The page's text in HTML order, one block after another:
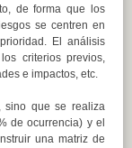
de forma que los
se centren en
El análisis
criterios previos,
e impactos, etc.
sino que se realiza
de ocurrencia) y el
una matriz de